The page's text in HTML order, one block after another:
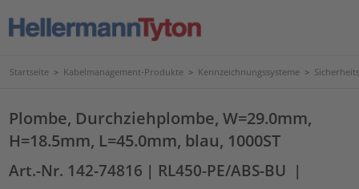
Startseite > Kabelmanagement-Produkte > Kennzeichnungssysteme >
Plombe, Durchziehplombe, W=29.0mm,
H=18.5mm, L=45.0mm, blau, 1000ST
Art.-Nr. 142-74816 | RL450-PE/ABS-BU |